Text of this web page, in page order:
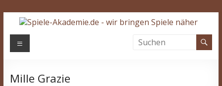
Zum
Inhalt
springen
Spiele-
Wir
Menü
Mille Grazie